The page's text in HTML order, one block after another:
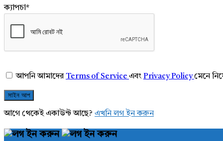
ক্যাপচা*
আপনি আমাদেরTerms of Service এবং Privacy Policyমেনে
আগে থেকেই একাউন্ট আছে? এখনি লগ ইন করুন